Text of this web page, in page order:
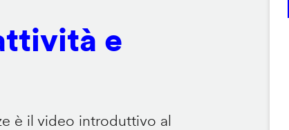
e
è il video introduttivo al